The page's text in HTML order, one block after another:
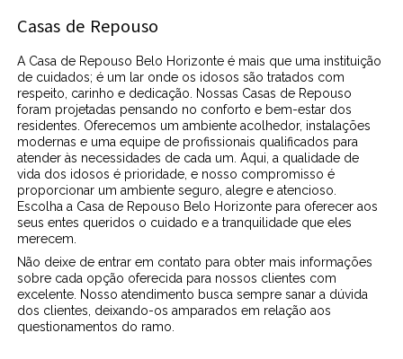
Casas de Repouso
A Casa de Repouso Belo Horizonte é mais que uma instituição
de cuidados; é um lar onde os idosos são tratados com
respeito, carinho e dedicação. Nossas Casas de Repouso
foram projetadas pensando no conforto e bem-estar dos
residentes. Oferecemos um ambiente acolhedor, instalações
modernas e uma equipe de profissionais qualificados para
atender às necessidades de cada um. Aqui, a qualidade de
vida dos idosos é prioridade, e nosso compromisso é
proporcionar um ambiente seguro, alegre e atencioso.
Escolha a Casa de Repouso Belo Horizonte para oferecer aos
seus entes queridos o cuidado e a tranquilidade que eles
merecem.
Não deixe de entrar em contato para obter mais informações
sobre cada opção oferecida para nossos clientes com
excelente. Nosso atendimento busca sempre sanar a dúvida
dos clientes, deixando-os amparados em relação aos
questionamentos do ramo.